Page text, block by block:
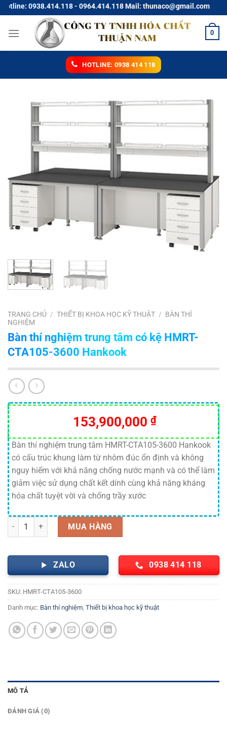
Chuyển
đến
nội
0938.414.118 - 0964.414.118 Mail: thunaco@gmail.com
0
HOTLINE: 0938 414 118
TRANG CHỦ / THIẾT BỊ KHOA HỌC KỸ THUẬT / BÀN THÍ
NGHIỆM
Bàn thí nghiệm trung tâm có kệ HMRT-
CTA105-3600 Hankook
153,900,000 ₫
Bàn thí nghiệm trung tâm HMRT-CTA105-3600 Hankook
có cấu trúc khung làm từ nhôm đúc ổn định và không
nguy hiểm với khả năng chống nước mạnh và có thể làm
giảm việc sử dụng chất kết dính cùng khả năng kháng
hóa chất tuyệt vời và chống trầy xước
Bàn thí nghiệm trung tâm có kệ HMRT-CTA105-3600 Hankook số
MUA HÀNG
ZALO 0938 414 118
SKU: HMRT-CTA105-3600
Danh mục: Bàn thí nghiệm Thiết bị khoa học kỹ thuật
MÔ TẢ
ĐÁNH GIÁ (0)